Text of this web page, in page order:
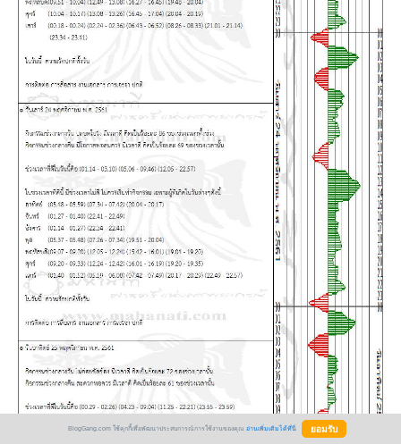
BlogGang.com ใช้คุกกี้เพื่อพัฒนาประสบการณ์การใช้งานของคุณ อ่านเพิ่มเติมได้ที่นี่